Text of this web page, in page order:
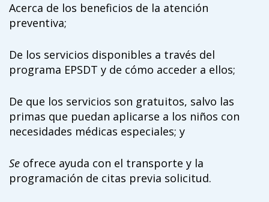
Acerca de los beneficios de la atención
preventiva;
De los servicios disponibles a través del
programa EPSDT y de cómo acceder a ellos;
De que los servicios son gratuitos, salvo las
primas que puedan aplicarse a los niños con
necesidades médicas especiales; y
Se ofrece ayuda con el transporte y la
programación de citas previa solicitud.